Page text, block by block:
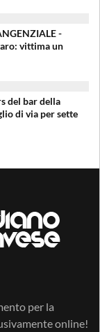
-
vittima un
del bar della
di via per sette
per la
online!